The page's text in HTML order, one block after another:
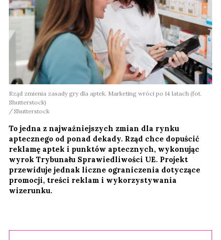
Rząd zmienia zasady gry dla aptek. Marketing wróci po 14 latach (fot.
Shutterstock)
Shutterstock
To jedna z najważniejszych zmian dla rynku
aptecznego od ponad dekady. Rząd chce dopuścić
reklamę aptek i punktów aptecznych, wykonując
wyrok Trybunału Sprawiedliwości UE. Projekt
przewiduje jednak liczne ograniczenia dotyczące
promocji, treści reklam i wykorzystywania
wizerunku.